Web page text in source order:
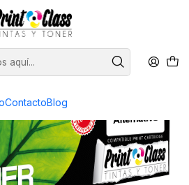
ContactoBlog
compras sobre $120.000
Toner Alternativos
Alternativo Compatible Brother